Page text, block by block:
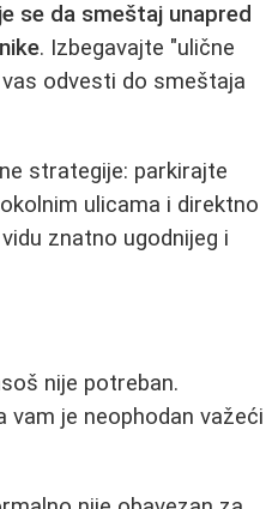
se da smeštaj unapred
. Izbegavajte "ulične
odvesti do smeštaja
strategije: parkirajte
ulicama i direktno
znatno ugodnijeg i
nije potreban.
je neophodan važeći